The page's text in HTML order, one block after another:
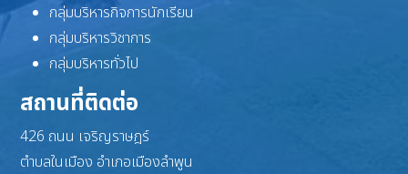
กลุ่มบริหารกิจการนักเรียน
กลุ่มบริหารวิชาการ
กลุ่มบริหารทั่วไป
สถานที่ติดต่อ
426 ถนน เจริญราษฎร์
ตำบลในเมือง อำเภอเมืองลำพูน